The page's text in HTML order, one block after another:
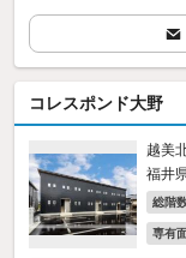
コレスポンド大野
越美
福井
総階
専有